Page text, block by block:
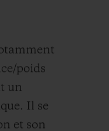
poids
un
Il se
et son